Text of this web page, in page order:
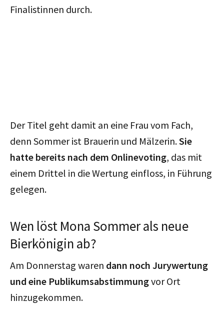
Finalistinnen durch.
Der Titel geht damit an eine Frau vom Fach,
denn Sommer ist Brauerin und Mälzerin.Sie
hatte bereits nach dem Onlinevoting, das mit
einem Drittel in die Wertung einfloss, in Führung
gelegen.
Wen löst Mona Sommer als neue
Bierkönigin ab?
Am Donnerstag waren dann noch Jurywertung
und eine Publikumsabstimmungvor Ort
hinzugekommen.